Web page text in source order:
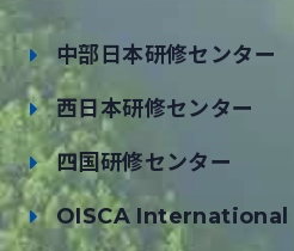
中部日本研修センター
西日本研修センター
四国研修センター
OISCA International